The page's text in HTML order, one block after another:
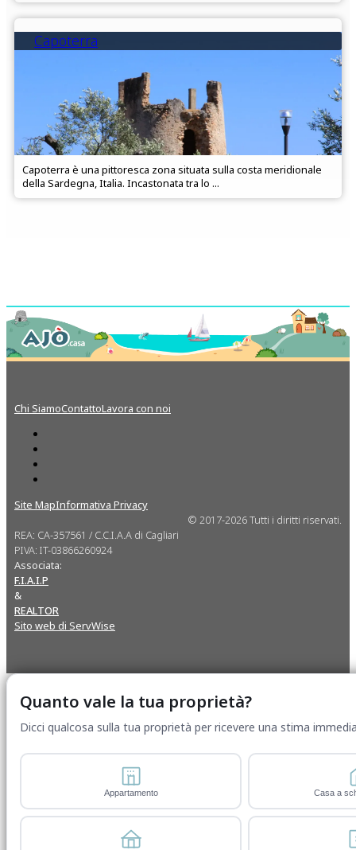
Capoterra
Capoterra è una pittoresca zona situata sulla costa meridionale
della Sardegna, Italia. Incastonata tra lo ...
Chi SiamoContattoLavora con noi
Site MapInformativa Privacy
© 2017-2026 Tutti i diritti riservati.
REA: CA-357561 / C.C.I.A.A di Cagliari
PIVA: IT-03866260924
Associata:
F.I.A.I.P
&
REALTOR
Sito web di ServWise
Quanto vale la tua proprietà?
Dicci qualcosa sulla tua proprietà per ricevere una stima
Appartamento Casa a